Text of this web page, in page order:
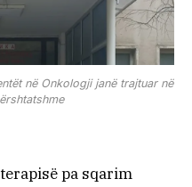
në Onkologji janë trajtuar në
pa sqarim